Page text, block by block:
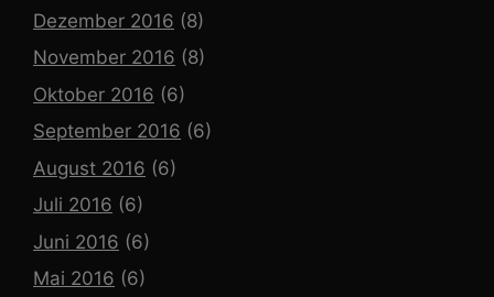
Dezember 2016 (8)
November 2016 (8)
Oktober 2016 (6)
September 2016 (6)
August 2016 (6)
Juli 2016 (6)
Juni 2016 (6)
Mai 2016 (6)